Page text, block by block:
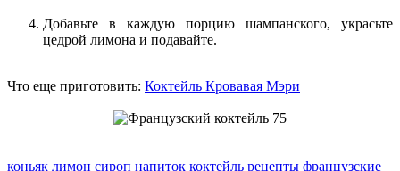
Добавьте в каждую порцию шампанского, украсьте
цедрой лимона и подавайте.
Что еще приготовить: Коктейль Кровавая Мэри
коньяк лимон сироп напиток коктейль рецепты французские